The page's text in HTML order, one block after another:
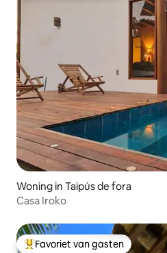
Woning in Taipús de fora
Casa Iroko
Topfavoriet van gasten
Favoriet van gasten